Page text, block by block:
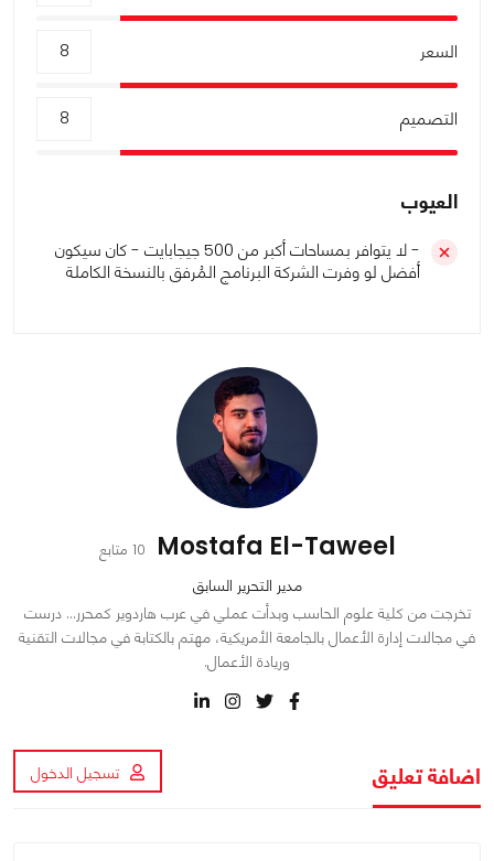
السعر 8
التصميم 8
العيوب
- لا يتوافر بمساحات أكبر من 500 جيجابايت - كان سيكون
أفضل لو وفرت الشركة البرنامج المُرفق بالنسخة الكاملة
Mostafa El-Taweel 10 متابع
مدير التحرير السابق
تخرجت من كلية علوم الحاسب وبدأت عملي في عرب هاردوير كمحرر… درست
في مجالات إدارة الأعمال بالجامعة الأمريكية، مهتم بالكتابة في مجالات التقنية
وريادة الأعمال.
اضافة تعليق تسجيل الدخول